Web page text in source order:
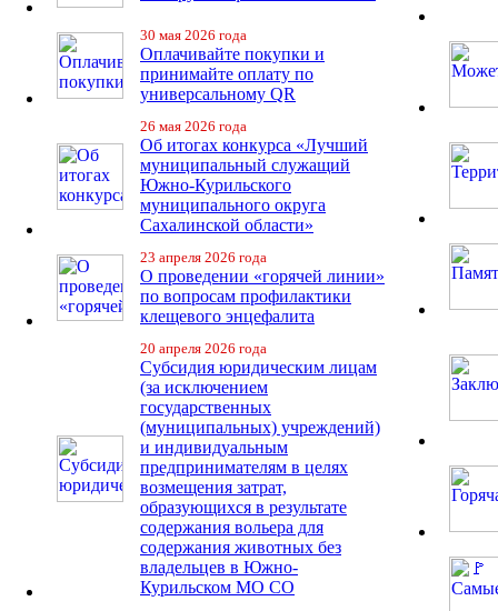
30 мая 2026 года
Оплачивайте покупки и
принимайте оплату по
универсальному QR
26 мая 2026 года
Об итогах конкурса «Лучший
муниципальный служащий
Южно-Курильского
муниципального округа
Сахалинской области»
23 апреля 2026 года
О проведении «горячей линии»
по вопросам профилактики
клещевого энцефалита
20 апреля 2026 года
Субсидия юридическим лицам
(за исключением
государственных
(муниципальных) учреждений)
и индивидуальным
предпринимателям в целях
возмещения затрат,
образующихся в результате
содержания вольера для
содержания животных без
владельцев в Южно-
Курильском МО СО